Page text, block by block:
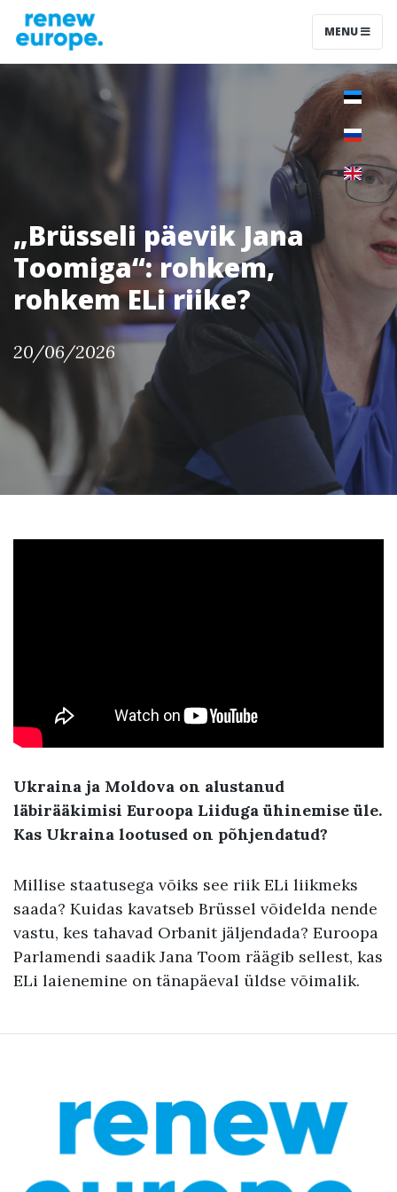
MENU
„Brüsseli päevik Jana
Toomiga“: rohkem,
rohkem ELi riike?
20/06/2026
Ukraina ja Moldova on alustanud
läbirääkimisi Euroopa Liiduga ühinemise üle.
Kas Ukraina lootused on põhjendatud?
Millise staatusega võiks see riik ELi liikmeks
saada? Kuidas kavatseb Brüssel võidelda nende
vastu, kes tahavad Orbanit jäljendada? Euroopa
Parlamendi saadik Jana Toom räägib sellest, kas
ELi laienemine on tänapäeval üldse võimalik.